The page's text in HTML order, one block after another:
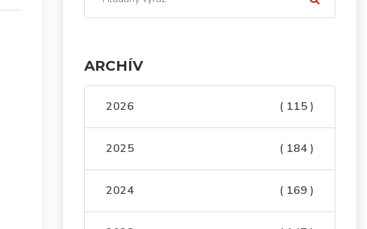
ARCHÍV
2026 ( 115 )
2025 ( 184 )
2024 ( 169 )